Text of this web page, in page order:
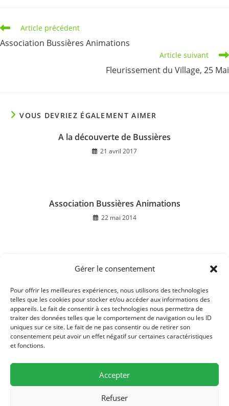
Gérer le consentement
Pour offrir les meilleures expériences, nous utilisons des technologies
telles que les cookies pour stocker et/ou accéder aux informations des
appareils. Le fait de consentir à ces technologies nous permettra de
traiter des données telles que le comportement de navigation ou les ID
uniques sur ce site. Le fait de ne pas consentir ou de retirer son
consentement peut avoir un effet négatif sur certaines caractéristiques
et fonctions.
Accepter
Refuser
Read
articles
Article précédent
Association Bussières Animations
Article suivant
Fleurissement du Village, 25 Mai
VOUS DEVRIEZ ÉGALEMENT AIMER
A la découverte de Bussières
21 avril 2017
Association Bussières Animations
22 mai 2014
Noël des enfants 2019